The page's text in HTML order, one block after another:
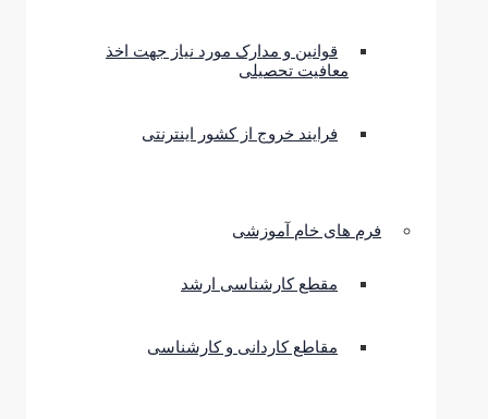
قوانین و مدارک مورد نیاز جهت اخذ
معافیت تحصیلی
فرایند خروج از کشور اینترنتی
فرم های خام آموزشی
مقطع کارشناسی ارشد
مقاطع کاردانی و کارشناسی